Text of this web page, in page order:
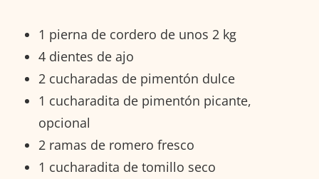
1 pierna de cordero de unos 2 kg
4 dientes de ajo
2 cucharadas de pimentón dulce
1 cucharadita de pimentón picante,
opcional
2 ramas de romero fresco
1 cucharadita de tomillo seco